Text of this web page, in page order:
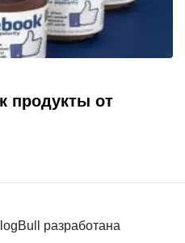
продукты от
разработана